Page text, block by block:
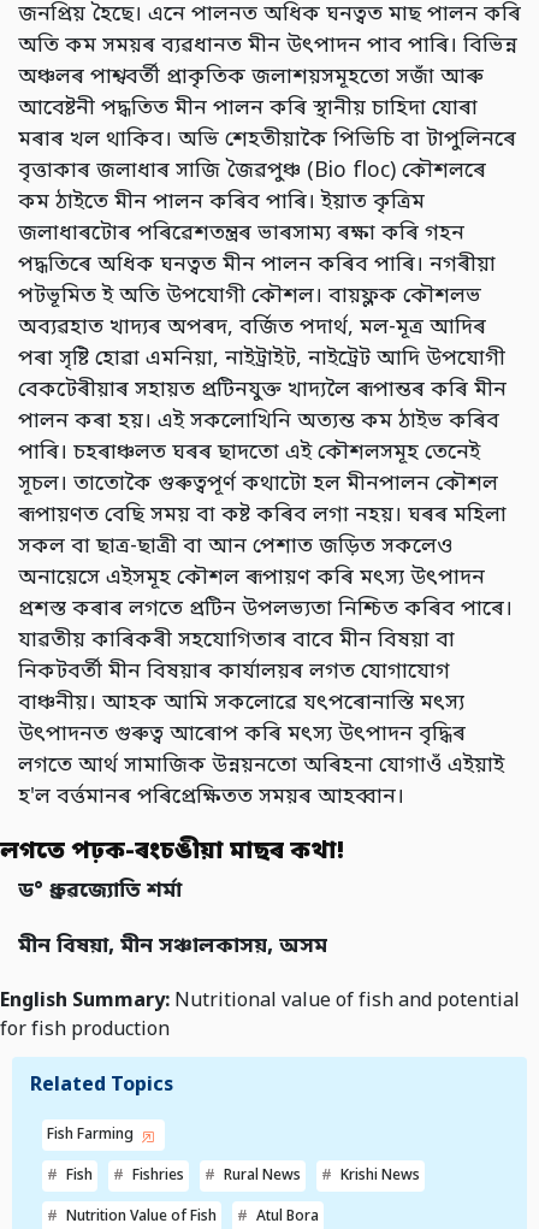
জনপ্রিয় হৈছে। এনে পালনত অধিক ঘনত্বত মাছ পালন কৰি
অতি কম সময়ৰ ব্যৱধানত মীন উৎপাদন পাব পাৰি। বিভিন্ন
অঞ্চলৰ পাশ্ববর্তী প্রাকৃতিক জলাশয়সমূহতো সজাঁ আৰু
আবেষ্টনী পদ্ধতিত মীন পালন কৰি স্থানীয় চাহিদা যোৰা
মৰাৰ খল থাকিব। অভি শেহতীয়াকৈ পিভিচি বা টাপুলিনৰে
বৃত্তাকাৰ জলাধাৰ সাজি জৈৱপুঞ্চ (Bio floc) কৌশলৰে
কম ঠাইতে মীন পালন কৰিব পাৰি। ইয়াত কৃত্রিম
জলাধাৰটোৰ পৰিৱেশতন্ত্ৰৰ ভাৰসাম্য ৰক্ষা কৰি গহন
পদ্ধতিৰে অধিক ঘনত্বত মীন পালন কৰিব পাৰি। নগৰীয়া
পটভূমিত ই অতি উপযোগী কৌশল। বায়ফ্লক কৌশলভ
অব্যৱহাত খাদ্যৰ অপৰদ, বর্জিত পদার্থ, মল-মূত্ৰ আদিৰ
পৰা সৃষ্টি হোৱা এমনিয়া, নাইট্রাইট, নাইট্রেট আদি উপযোগী
বেকটেৰীয়াৰ সহায়ত প্ৰটিনযুক্ত খাদ্যলৈ ৰূপান্তৰ কৰি মীন
পালন কৰা হয়। এই সকলোখিনি অত্যন্ত কম ঠাইভ কৰিব
পাৰি। চহৰাঞ্চলত ঘৰৰ ছাদতো এই কৌশলসমূহ তেনেই
সূচল। তাতোকৈ গুৰুত্বপূৰ্ণ কথাটো হল মীনপালন কৌশল
ৰূপায়ণত বেছি সময় বা কষ্ট কৰিব লগা নহয়। ঘৰৰ মহিলা
সকল বা ছাত্র-ছাত্রী বা আন পেশাত জড়িত সকলেও
অনায়েসে এইসমূহ কৌশল ৰূপায়ণ কৰি মৎস্য উৎপাদন
প্ৰশস্ত কৰাৰ লগতে প্ৰটিন উপলভ্যতা নিশ্চিত কৰিব পাৰে।
যাৱতীয় কাৰিকৰী সহযোগিতাৰ বাবে মীন বিষয়া বা
নিকটবর্তী মীন বিষয়াৰ কাৰ্যালয়ৰ লগত যোগাযোগ
বাঞ্চনীয়। আহক আমি সকলোৱে যৎপৰোনাস্তি মৎস্য
উৎপাদনত গুৰুত্ব আৰোপ কৰি মৎস্য উৎপাদন বৃদ্ধিৰ
লগতে আর্থ সামাজিক উন্নয়নতো অৰিহনা যোগাওঁ এইয়াই
হ'ল বৰ্ত্তমানৰ পৰিপ্ৰেক্ষিতত সময়ৰ আহব্বান।
লগতে পঢ়ক-ৰংচঙীয়া মাছৰ কথা!
ড° ধ্ৰুৱজ্যোতি শৰ্মা
মীন বিষয়া, মীন সঞ্চালকাসয়, অসম
English Summary: Nutritional value of fish and potential
for fish production
Related Topics
Fish Farming
Fish Fishries Rural News Krishi News
Nutrition Value of Fish Atul Bora